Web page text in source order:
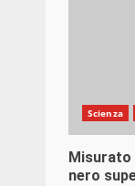
Scienza
Misurato
nero